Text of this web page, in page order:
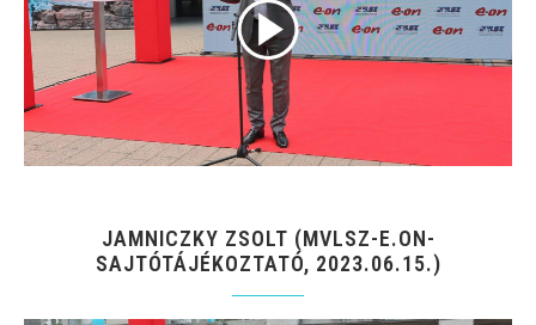
JAMNICZKY ZSOLT (MVLSZ-E.ON-
SAJTÓTÁJÉKOZTATÓ, 2023.06.15.)